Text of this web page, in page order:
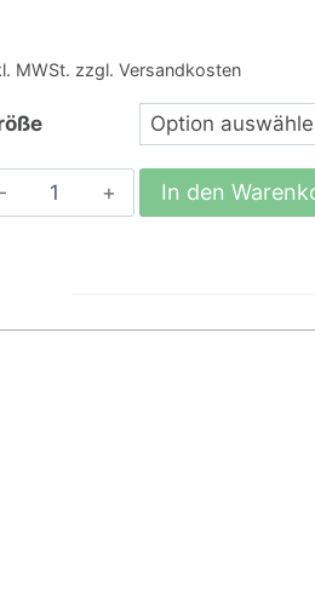
MWSt. zzgl. Versandkosten
Hanf,
Knabbertunnel
In den